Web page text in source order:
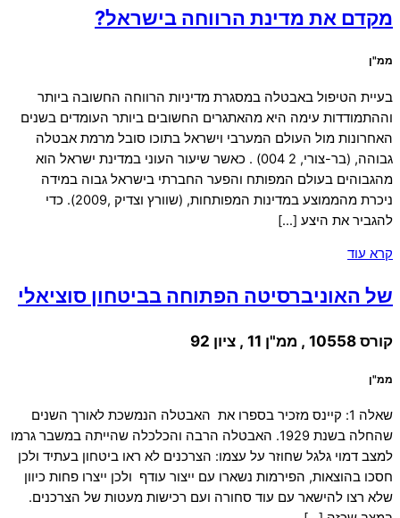
מקדם את מדינת הרווחה בישראל?
ממ"ן
בעיית הטיפול באבטלה במסגרת מדיניות הרווחה החשובה ביותר
וההתמודדות עימה היא מהאתגרים החשובים ביותר העומדים בשנים
האחרונות מול העולם המערבי וישראל בתוכו סובל מרמת אבטלה
גבוהה, (בר-צורי, 2 004) . כאשר שיעור העוני במדינת ישראל הוא
מהגבוהים בעולם המפותח והפער החברתי בישראל גבוה במידה
ניכרת מהממוצע במדינות המפותחות, (שוורץ וצדיק ,2009). כדי
להגביר את היצע […]
קרא עוד
של האוניברסיטה הפתוחה בביטחון סוציאלי
קורס 10558 , ממ"ן 11 , ציון 92
ממ"ן
שאלה 1: קיינס מזכיר בספרו את האבטלה הנמשכת לאורך השנים
שהחלה בשנת 1929. האבטלה הרבה והכלכלה שהייתה במשבר גרמו
למצב דמוי גלגל שחוזר על עצמו: הצרכנים לא ראו ביטחון בעתיד ולכן
חסכו בהוצאות, הפירמות נשארו עם ייצור עודף ולכן ייצרו פחות כיוון
שלא רצו להישאר עם עוד סחורה ועם רכישות מעטות של הצרכנים.